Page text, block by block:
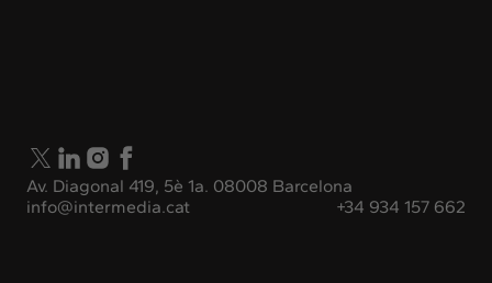
Av. Diagonal 419, 5è 1a. 08008 Barcelona
info@intermedia.cat
+34 934 157 662